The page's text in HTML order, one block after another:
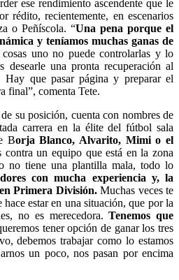
ese rendimiento ascendente que le
rédito, recientemente, en escenarios
o Peñíscola. “Una pena porque el
y teníamos muchas ganas de
cosas uno no puede controlarlas y lo
desearle una pronta recuperación al
Hay que pasar página y preparar el
final”, comenta Tete.
su posición, cuenta con nombres de
carrera en la élite del fútbol sala
Borja Blanco, Alvarito, Mimi o el
contra un equipo que está en la zona
no tiene una plantilla mala, todo lo
con mucha experiencia y, la
Primera División.Muchas veces te
estar en una situación, que por la
no es merecedora.Tenemos que
tener opción de ganar los tres
debemos trabajar como lo estamos
un poco, nos pasan por encima